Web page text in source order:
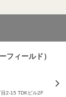
フィールド）
2-15 TDKビル2F